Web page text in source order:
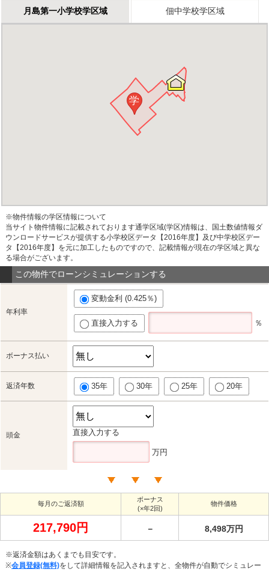
月島第一小学校学区域 佃中学校学区域
学
※物件情報の学区情報について
当サイト物件情報に記載されております通学区域(学区)情報は、国土数値情報ダ
ウンロードサービスが提供する小学校区データ【2016年度】及び中学校区デー
タ【2016年度】を元に加工したものですので、記載情報が現在の学区域と異な
る場合がございます。
この物件でローンシミュレーションする
年利率
変動金利 (0.425％)
直接入力する ％
ボーナス払い
返済年数 35年 30年 25年 20年
頭金 直接入力する
万円
毎月のご返済額
ボーナス
(×年2回)
物件価格
217,790円 － 8,498万円
※返済金額はあくまでも目安です。
※会員登録(無料)をして詳細情報を記入されますと、全物件が自動でシミュレー